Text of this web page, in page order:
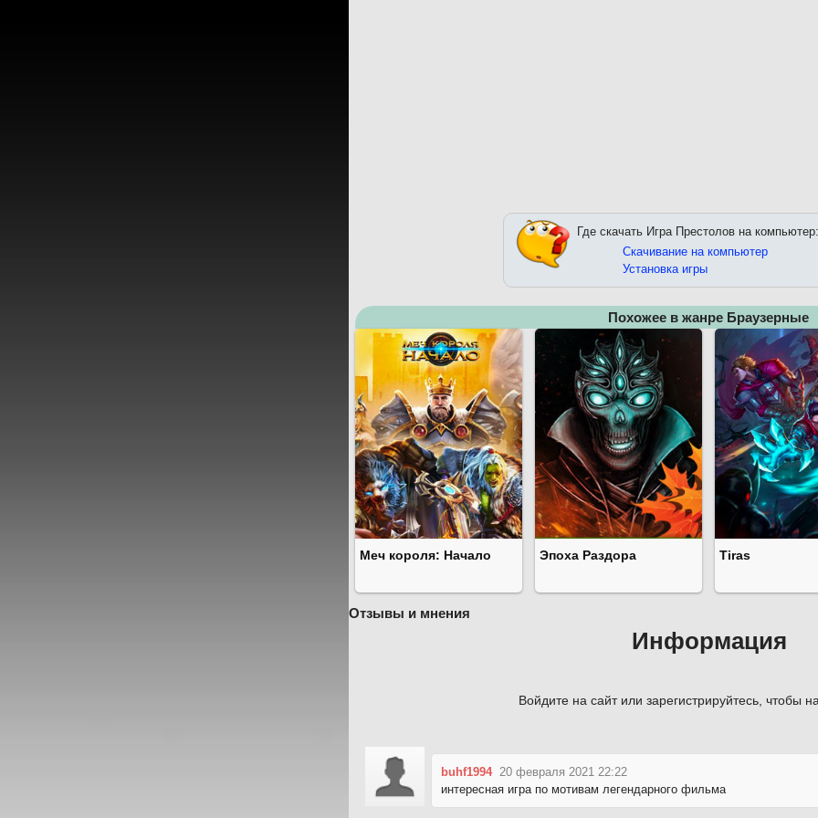
Где скачать Игра Престолов на компьютер:
Скачивание на компьютер
Установка игры
Похожее в жанре Браузерные
Меч короля: Начало Эпоха Раздора Tiras
Отзывы и мнения
Информация
Войдите на сайт или зарегистрируйтесь, чтобы
buhf1994 20 февраля 2021 22:22
интересная игра по мотивам легендарного фильма